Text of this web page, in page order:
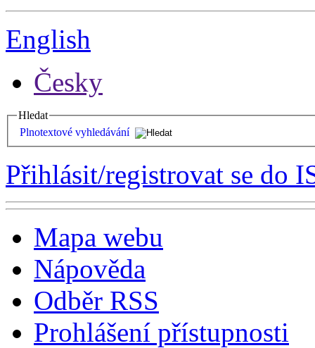
English
Česky
Hledat
Plnotextové vyhledávání
Přihlásit/registrovat se do
Mapa webu
Nápověda
Odběr RSS
Prohlášení přístupnosti